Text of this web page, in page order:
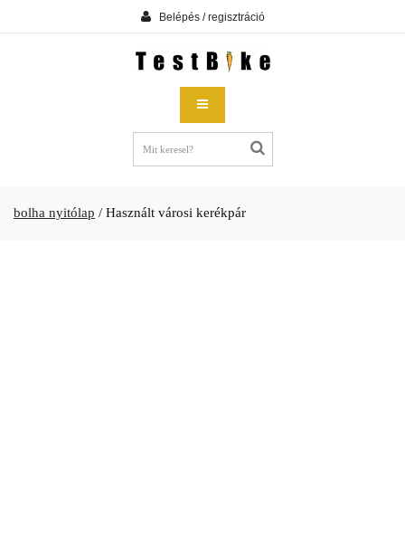
Belépés / regisztráció
bolha nyitólap / Használt városi kerékpár